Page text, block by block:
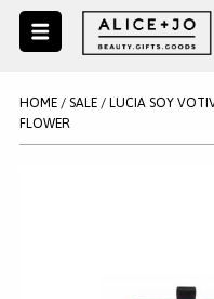
SALE
HOME/ SALE/ LUCIA SOY
FLOWER
Wil je als eerste op de